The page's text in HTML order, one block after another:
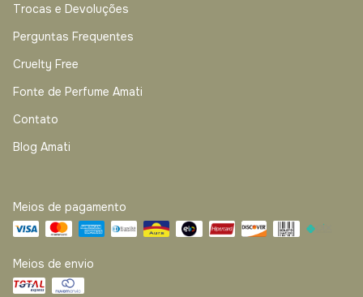
Trocas e Devoluções
Perguntas Frequentes
Cruelty Free
Fonte de Perfume Amati
Contato
Blog Amati
Meios de pagamento
Meios de envio